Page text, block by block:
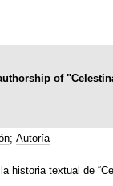
of
; Autoría
historia textual de